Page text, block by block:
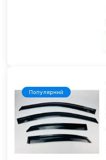
Популярний